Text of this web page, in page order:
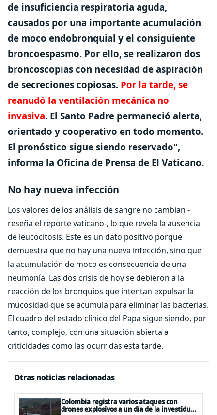
de insuficiencia respiratoria aguda,
causados por una importante acumulación
de moco endobronquial y el consiguiente
broncoespasmo. Por ello, se realizaron dos
broncoscopias con necesidad de aspiración
de secreciones copiosas. Por la tarde, se
reanudó la ventilación mecánica no
invasiva. El Santo Padre permaneció alerta,
orientado y cooperativo en todo momento.
El pronóstico sigue siendo reservado",
informa la Oficina de Prensa de El Vaticano.
No hay nueva infección
Los valores de los análisis de sangre no cambian -
reseña el reporte vaticano-, lo que revela la ausencia
de leucocitosis. Este es un dato positivo porque
demuestra que no hay una nueva infección, sino que
la acumulación de moco es consecuencia de una
neumonía. Las dos crisis de hoy se debieron a la
reacción de los bronquios que intentan expulsar la
mucosidad que se acumula para eliminar las bacterias.
El cuadro del estado clínico del Papa sigue siendo, por
tanto, complejo, con una situación abierta a
criticidades como las ocurridas esta tarde.
Otras noticias relacionadas
Colombia registra varios ataques con
drones explosivos a un día de la investidura